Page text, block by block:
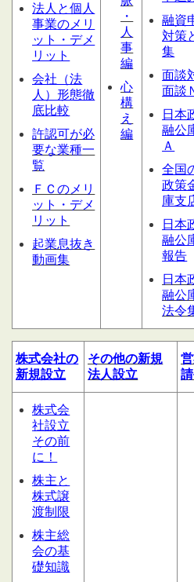
法人と個人
事業のメリ
ット・デメ
リット
会社（法
人）形態徹
底比較
許認可が必
要な業種一
覧
ＦＣのメリ
ット・デメ
リット
起業息抜き
動画集
・
人
事
編
心
構
え
編
融資
対策
集
面談
面談
日本
融公
Ａ
全国
政策
庫支
日本
融公
報告
日本
融公
法令
株式会社の
新規設立
その他の新規
法人設立
請
株式会
社設立
その前
に！
株主と
株式譲
渡制限
株主総
会の基
礎知識